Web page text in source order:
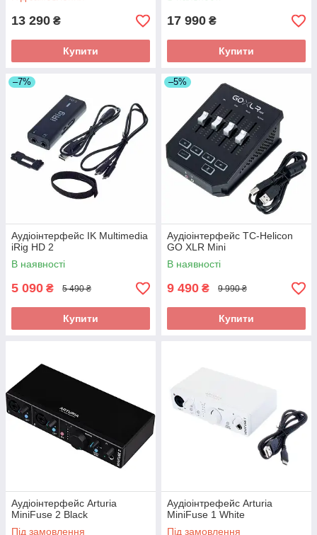
13 290 ₴
Купити
17 990 ₴
Купити
–7%
Аудіоінтерфейс IK Multimedia
iRig HD 2
В наявності
5 090 ₴ 5 490 ₴
Купити
–5%
Аудіоінтерфейс TC-Helicon
GO XLR Mini
В наявності
9 490 ₴ 9 990 ₴
Купити
Аудіоінтерфейс Arturia
MiniFuse 2 Black
Під замовлення
Аудіоінтрефейс Arturia
MiniFuse 1 White
Під замовлення